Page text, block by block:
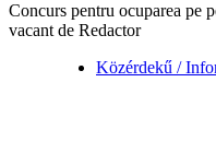
Concurs pentru ocuparea pe
vacant de Redactor
Közérdekű /